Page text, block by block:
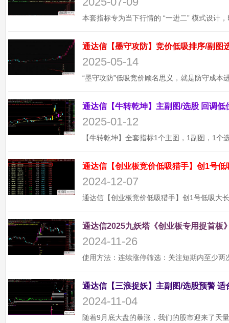
2025-05-14
2025-01-12
通达信【创业板竞价低吸猎手】创1号
2024-12-07
通达信2025九妖塔《创业板专用捉首板
2024-11-26
2024-11-04